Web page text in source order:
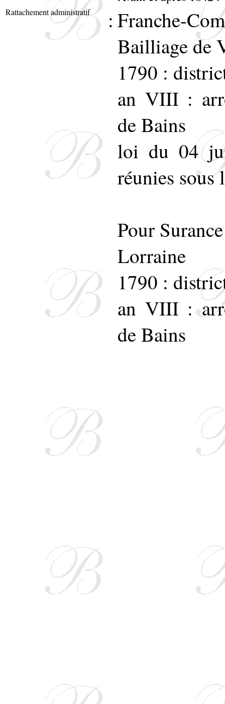
Rattachement administratif : Franche-
Bailliage de
1790 :
an VIII :
de Bains
loi du 04
réunies sous
Pour
Lorraine
1790 :
an VIII :
de Bains